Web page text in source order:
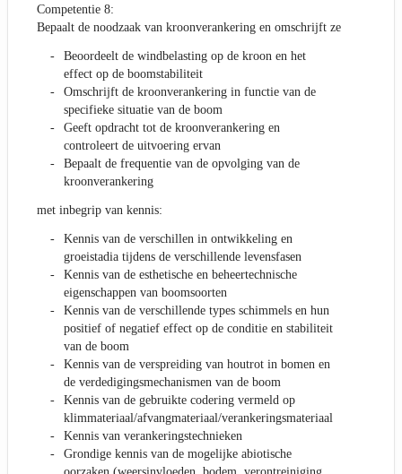
Competentie 8:
Bepaalt de noodzaak van kroonverankering en omschrijft ze
Beoordeelt de windbelasting op de kroon en het
effect op de boomstabiliteit
Omschrijft de kroonverankering in functie van de
specifieke situatie van de boom
Geeft opdracht tot de kroonverankering en
controleert de uitvoering ervan
Bepaalt de frequentie van de opvolging van de
kroonverankering
met inbegrip van kennis:
Kennis van de verschillen in ontwikkeling en
groeistadia tijdens de verschillende levensfasen
Kennis van de esthetische en beheertechnische
eigenschappen van boomsoorten
Kennis van de verschillende types schimmels en hun
positief of negatief effect op de conditie en stabiliteit
van de boom
Kennis van de verspreiding van houtrot in bomen en
de verdedigingsmechanismen van de boom
Kennis van de gebruikte codering vermeld op
klimmateriaal/afvangmateriaal/verankeringsmateriaal
Kennis van verankeringstechnieken
Grondige kennis van de mogelijke abiotische